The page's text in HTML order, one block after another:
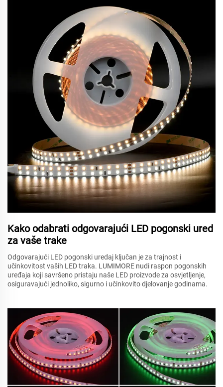
Kako odabrati odgovarajući LED pogonski ured
za vaše trake
Odgovarajući LED pogonski uredaj ključan je za trajnost i
učinkovitost vaših LED traka. LUMIMORE nudi raspon pogonskih
uređaja koji savršeno pristaju naše LED proizvode za osvjetljenje,
osiguravajući jednoliko, sigurno i učinkovito djelovanje godinama.